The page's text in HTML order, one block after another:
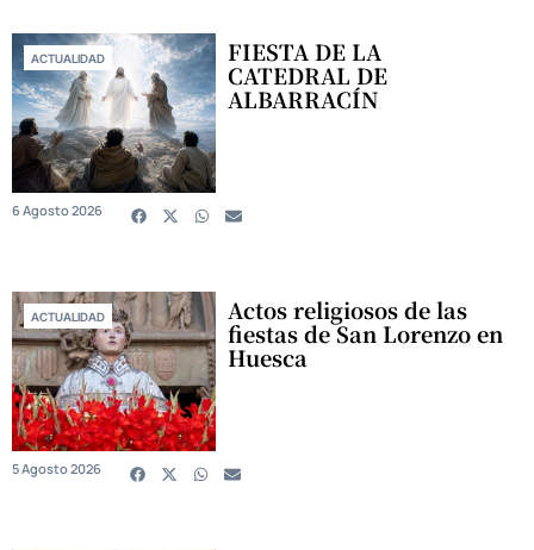
ACTUALIDAD FIESTA DE LA
CATEDRAL DE
ALBARRACÍN
6 Agosto 2026
ACTUALIDAD Actos religiosos de las
fiestas de San Lorenzo en
Huesca
5 Agosto 2026